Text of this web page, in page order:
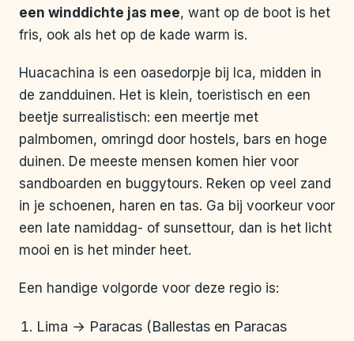
een winddichte jas mee, want op de boot is het
fris, ook als het op de kade warm is.
Huacachina is een oasedorpje bij Ica, midden in
de zandduinen. Het is klein, toeristisch en een
beetje surrealistisch: een meertje met
palmbomen, omringd door hostels, bars en hoge
duinen. De meeste mensen komen hier voor
sandboarden en buggytours. Reken op veel zand
in je schoenen, haren en tas. Ga bij voorkeur voor
een late namiddag- of sunsettour, dan is het licht
mooi en is het minder heet.
Een handige volgorde voor deze regio is:
Lima → Paracas (Ballestas en Paracas